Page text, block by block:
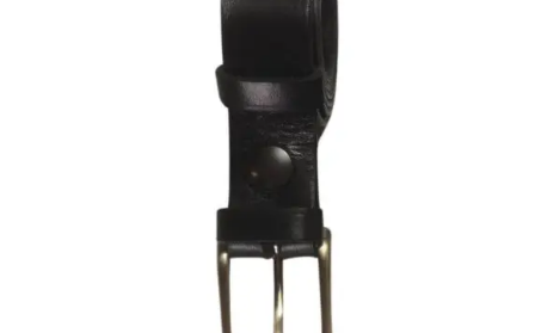
Peuvent
Choisies
Sur
La
Page
Du
Produit